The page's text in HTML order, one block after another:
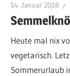
14. Januar 2018
Heute mal nix
vegetarisch.
Sommerurlaub